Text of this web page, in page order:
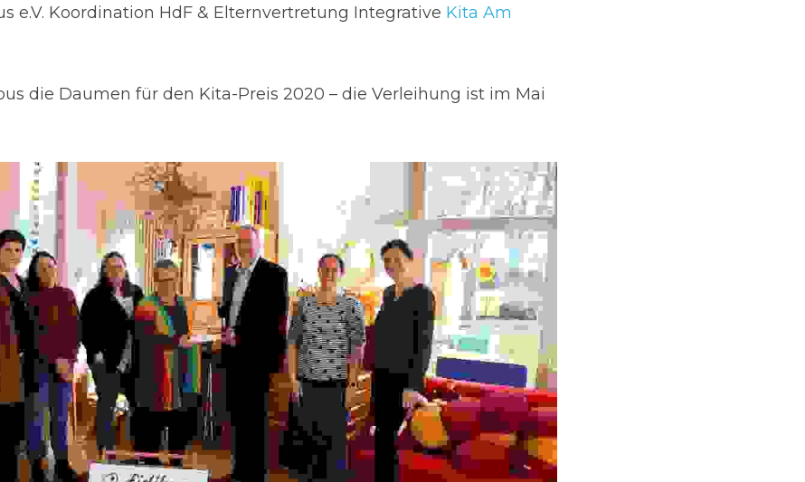
e.V. Koordination HdF & Elternvertretung Integrative Kita Am
die Daumen für den Kita-Preis 2020 – die Verleihung ist im Mai